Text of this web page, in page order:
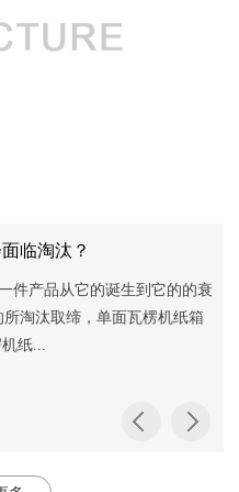
临淘汰？
件产品从它的诞生到它的的衰
淘汰取缔，单面瓦楞机纸箱
纸...